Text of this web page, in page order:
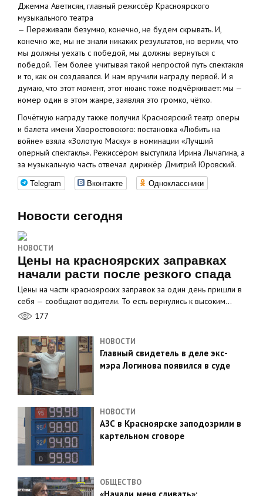
Джемма Аветисян, главный режиссёр Красноярского
музыкального театра
— Переживали безумно, конечно, не будем скрывать. И,
конечно же, мы не знали никаких результатов, но верили, что
мы должны уехать с победой, мы должны вернуться с
победой. Тем более учитывая такой непростой путь спектакля
и то, как он создавался. И нам вручили награду первой. И я
думаю, что этот момент, этот нюанс тоже подчёркивает: мы —
номер один в этом жанре, заявляя это громко, чётко.
Почётную награду также получил Красноярский театр оперы
и балета имени Хворостовского: постановка «Любить на
войне» взяла «Золотую Маску» в номинации «Лучший
оперный спектакль». Режиссёром выступила Ирина Лычагина, а
за музыкальную часть отвечал дирижёр Дмитрий Юровский.
Telegram Вконтакте Одноклассники
Новости сегодня
НОВОСТИ
Цены на красноярских заправках
начали расти после резкого спада
Цены на части красноярских заправок за один день пришли в
себя — сообщают водители. То есть вернулись к высоким…
177
НОВОСТИ
Главный свидетель в деле экс-
мэра Логинова появился в суде
НОВОСТИ
АЗС в Красноярске заподозрили в
картельном сговоре
ОБЩЕСТВО